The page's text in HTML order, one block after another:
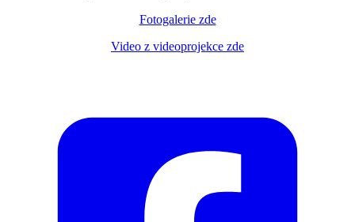
Fotogalerie zde
Video z videoprojekce zde